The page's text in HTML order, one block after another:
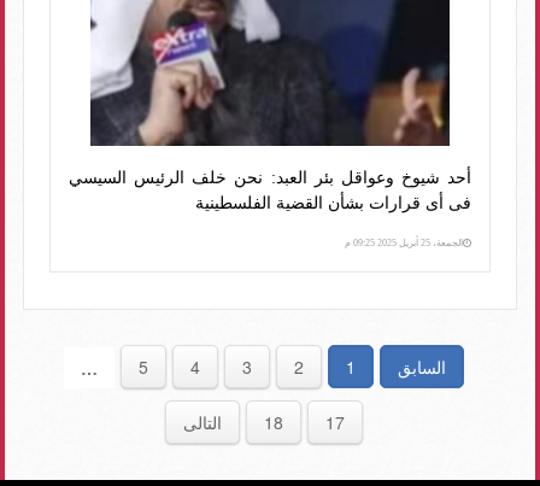
أحد شيوخ وعواقل بئر العبد: نحن خلف الرئيس السيسي
فى أى قرارات بشأن القضية الفلسطينية
الجمعة، 25 أبريل 2025 09:25 م
السابق 1
2
3
4
5
…
17
18 التالى